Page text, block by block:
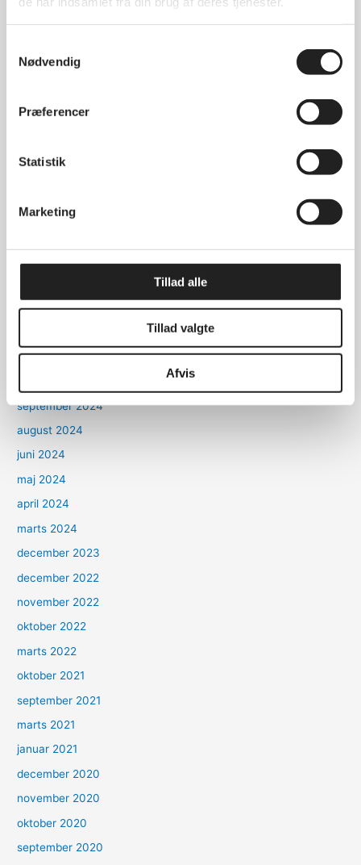
Nødvendig
Præferencer
Statistik
Marketing
Tillad alle
Tillad valgte
Afvis
april 2026
februar 2026
december 2025
august 2025
januar 2025
november 2024
september 2024
august 2024
juni 2024
maj 2024
april 2024
marts 2024
december 2023
december 2022
november 2022
oktober 2022
marts 2022
oktober 2021
september 2021
marts 2021
januar 2021
december 2020
november 2020
oktober 2020
september 2020